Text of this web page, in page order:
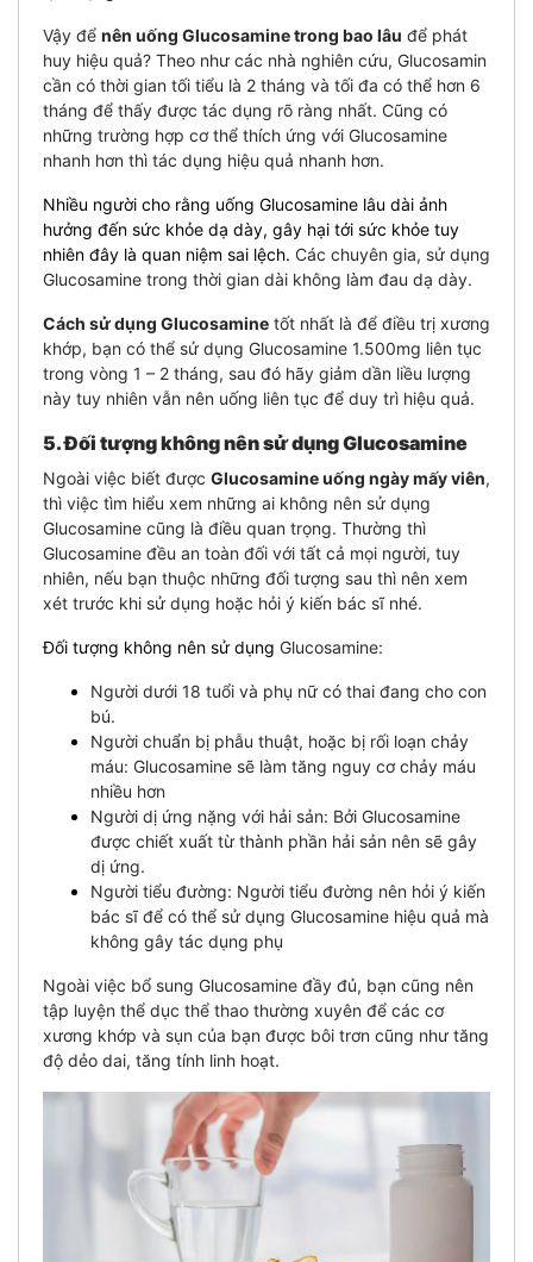
Vậy để nên uống Glucosamine trong bao lâu để phát
huy hiệu quả? Theo như các nhà nghiên cứu, Glucosamin
cần có thời gian tối tiểu là 2 tháng và tối đa có thể hơn 6
tháng để thấy được tác dụng rõ ràng nhất. Cũng có
những trường hợp cơ thể thích ứng với Glucosamine
nhanh hơn thì tác dụng hiệu quả nhanh hơn.
Nhiều người cho rằng uống Glucosamine lâu dài ảnh
hưởng đến sức khỏe dạ dày, gây hại tới sức khỏe tuy
nhiên đây là quan niệm sai lệch. Các chuyên gia, sử dụng
Glucosamine trong thời gian dài không làm đau dạ dày.
Cách sử dụng Glucosamine tốt nhất là để điều trị xương
khớp, bạn có thể sử dụng Glucosamine 1.500mg liên tục
trong vòng 1 – 2 tháng, sau đó hãy giảm dần liều lượng
này tuy nhiên vẫn nên uống liên tục để duy trì hiệu quả.
5. Đối tượng không nên sử dụng Glucosamine
Ngoài việc biết được Glucosamine uống ngày mấy viên,
thì việc tìm hiểu xem những ai không nên sử dụng
Glucosamine cũng là điều quan trọng. Thường thì
Glucosamine đều an toàn đối với tất cả mọi người, tuy
nhiên, nếu bạn thuộc những đối tượng sau thì nên xem
xét trước khi sử dụng hoặc hỏi ý kiến bác sĩ nhé.
Đối tượng không nên sử dụng Glucosamine:
Người dưới 18 tuổi và phụ nữ có thai đang cho con
bú.
Người chuẩn bị phẫu thuật, hoặc bị rối loạn chảy
máu: Glucosamine sẽ làm tăng nguy cơ chảy máu
nhiều hơn
Người dị ứng nặng với hải sản: Bởi Glucosamine
được chiết xuất từ thành phần hải sản nên sẽ gây
dị ứng.
Người tiểu đường: Người tiểu đường nên hỏi ý kiến
bác sĩ để có thể sử dụng Glucosamine hiệu quả mà
không gây tác dụng phụ
Ngoài việc bổ sung Glucosamine đầy đủ, bạn cũng nên
tập luyện thể dục thể thao thường xuyên để các cơ
xương khớp và sụn của bạn được bôi trơn cũng như tăng
độ dẻo dai, tăng tính linh hoạt.